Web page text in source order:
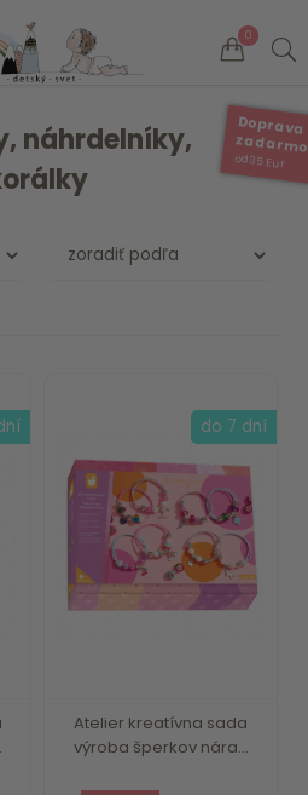
0
Doprava
od 35 Eur
náhrdelníky,
Atelier kreatívna sada
výroba šperkov nára...
do 7 dní